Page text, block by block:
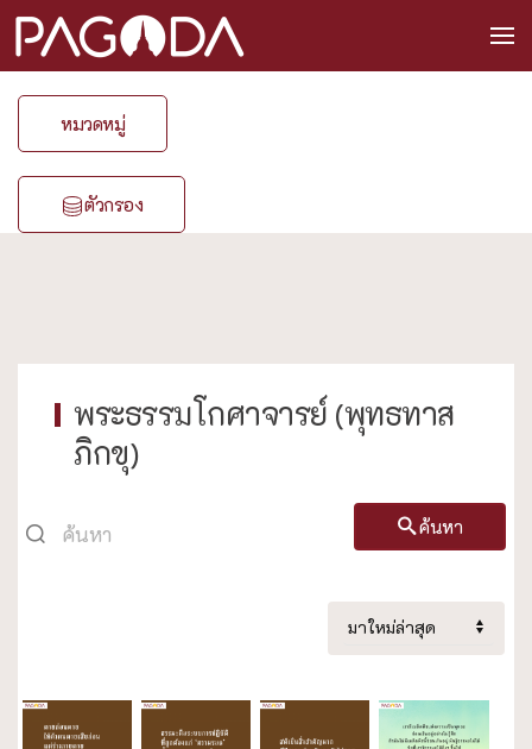
หมวดหมู่
ตัวกรอง
พระธรรมโกศาจารย์ (พุทธทาส
ภิกขุ)
ค้นหา